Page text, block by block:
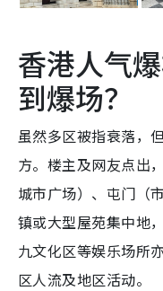
香港人气
到爆场？
虽然多区被指衰落，
方。楼主及网友点出
城市广场）、屯门（
镇或大型屋苑集中地
九文化区等娱乐场所
区人流及地区活动。